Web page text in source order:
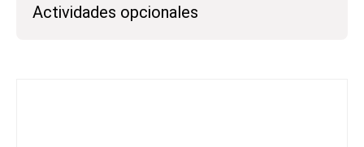
Actividades opcionales